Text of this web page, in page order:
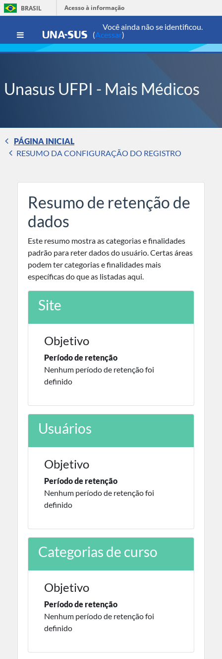
Ir para o conteúdo principal
BRASIL Acesso à informação
Painel lateral
Você ainda não se identificou.
(Acessar)
Unasus UFPI - Mais Médicos
PÁGINA INICIAL
RESUMO DA CONFIGURAÇÃO DO REGISTRO
Resumo de retenção de
dados
Este resumo mostra as categorias e finalidades
padrão para reter dados do usuário. Certas áreas
podem ter categorias e finalidades mais
específicas do que as listadas aqui.
Site
Objetivo
Período de retenção
Nenhum período de retenção foi
definido
Usuários
Objetivo
Período de retenção
Nenhum período de retenção foi
definido
Categorias de curso
Objetivo
Período de retenção
Nenhum período de retenção foi
definido